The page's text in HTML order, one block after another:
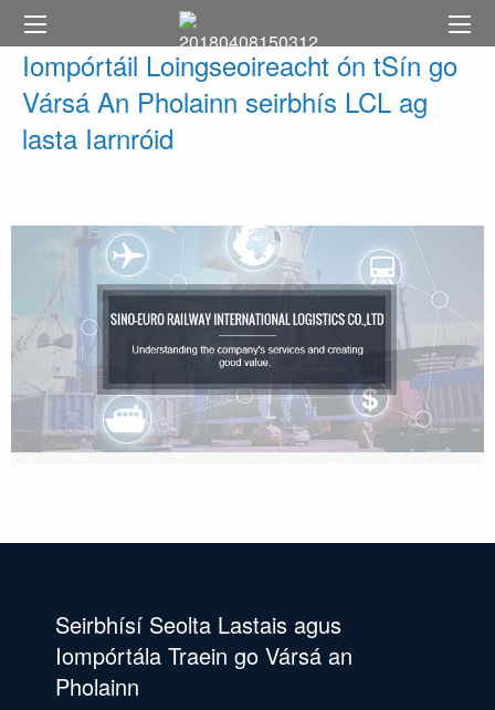
Iompórtáil Loingseoireacht ón tSín go
Vársá An Pholainn seirbhís LCL ag
lasta Iarnróid
Seirbhísí Seolta Lastais agus
Iompórtála Traein go Vársá an
Pholainn